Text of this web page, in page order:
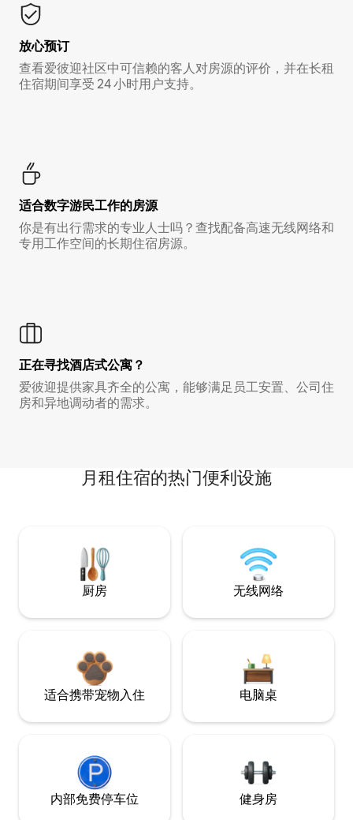
放心预订
查看爱彼迎社区中可信赖的客人对房源的评价，并在长租
住宿期间享受 24 小时用户支持。
适合数字游民工作的房源
你是有出行需求的专业人士吗？查找配备高速无线网络和
专用工作空间的长期住宿房源。
正在寻找酒店式公寓？
爱彼迎提供家具齐全的公寓，能够满足员工安置、公司住
房和异地调动者的需求。
月租住宿的热门便利设施
厨房 无线网络
适合携带宠物入住 电脑桌
内部免费停车位 健身房